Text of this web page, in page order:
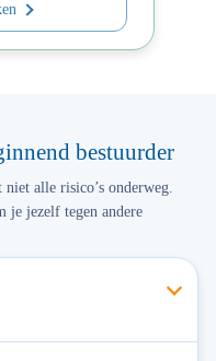
bestuurder
alle risico’s onderweg.
je jezelf tegen andere